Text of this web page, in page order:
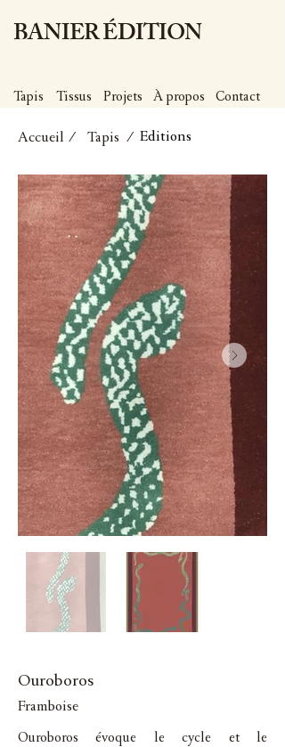
Tapis Tissus Projets Contact
À propos
BANIER ÉDITION
Accueil / Tapis / Editions
Ouroboros
Framboise
Ouroboros évoque le cycle et le